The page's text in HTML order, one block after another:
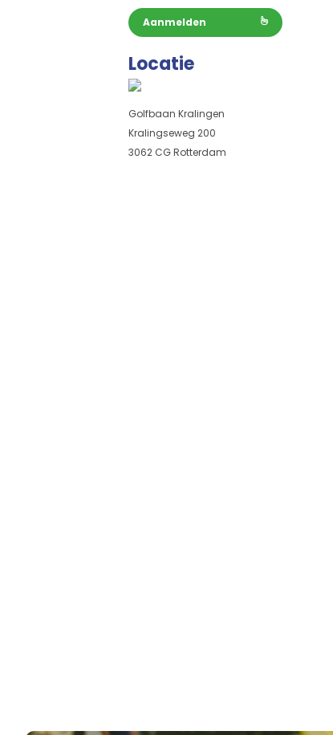
Aanmelden
Locatie
Golfbaan Kralingen
Kralingseweg 200
3062 CG Rotterdam